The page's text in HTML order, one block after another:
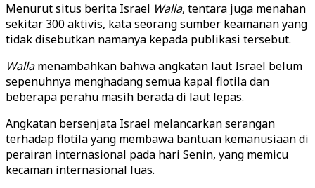
Menurut situs berita Israel Walla, tentara juga menahan
sekitar 300 aktivis, kata seorang sumber keamanan yang
tidak disebutkan namanya kepada publikasi tersebut.
Wallamenambahkan bahwa angkatan laut Israel belum
sepenuhnya menghadang semua kapal flotila dan
beberapa perahu masih berada di laut lepas.
Angkatan bersenjata Israel melancarkan serangan
terhadap flotila yang membawa bantuan kemanusiaan di
perairan internasional pada hari Senin, yang memicu
kecaman internasional luas.